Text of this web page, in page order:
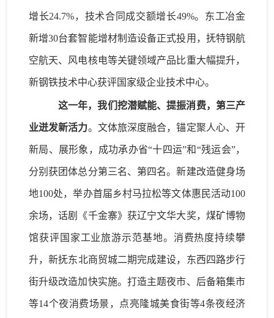
增长24.7%，技术合同成交额增长49%。东工冶金
新增30台套智能增材制造设备正式投用，抚特钢航
空航天、风电核电等关键领域产品比重大幅提升，
新钢铁技术中心获评国家级企业技术中心。
这一年，我们挖潜赋能、提振消费，第三产
业迸发新活力。 文体旅深度融合，锚定聚人心、开
新局、展形象， 成功承办省“十四运”和“残运会”，
分别获团体总分第三名、 第四名。新建改造健身场
地100处，举办首届乡村马拉松等文体惠民活动100
余场，话剧《千金寨》获辽宁文华大奖， 煤矿博物
馆获评 国家工业旅游示范基地。 消费热度持续攀
升，新抚东北商贸城二期完成建设，东西四路步行
街升级改造加快实施。 打造主题夜市、后备箱集市
等14个夜消费场景 ， 点亮 隆城美食街等4条夜经济